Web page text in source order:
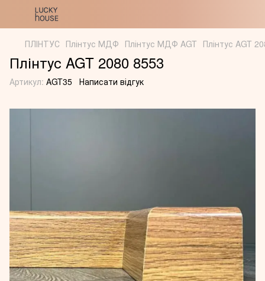
ПЛІНТУС Плінтус МДФ Плінтус МДФ AGT Плінтус AGT
Плінтус AGT 2080 8553
Артикул: AGT35 Написати відгук